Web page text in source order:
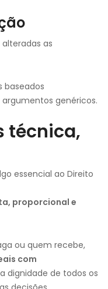
as
baseados
genéricos.
técnica,
essencial ao Direito
proporcional e
ou quem recebe,
com
dignidade de todos os